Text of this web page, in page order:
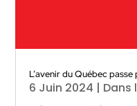
L’avenir du Québec
6 Juin 2024 | Dans